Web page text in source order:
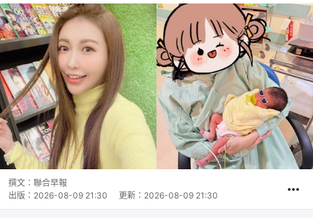
撰文： 聯合早報
出版： 2026-08-09 21:30 更新： 2026-08-09 21:30